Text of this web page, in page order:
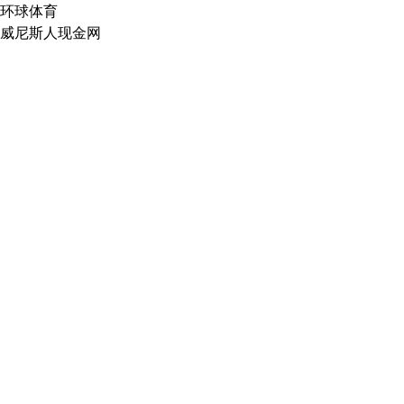
环球体育
威尼斯人现金网